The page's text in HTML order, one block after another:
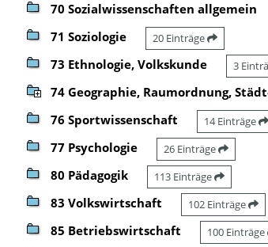
70 Sozialwissenschaften allgemein
71 Soziologie 20 Einträge
73 Ethnologie, Volkskunde 3
74 Geographie, Raumordnung,
76 Sportwissenschaft 14 Einträge
77 Psychologie 26 Einträge
80 Pädagogik 113 Einträge
83 Volkswirtschaft 102 Einträge
85 Betriebswirtschaft 100 Einträge